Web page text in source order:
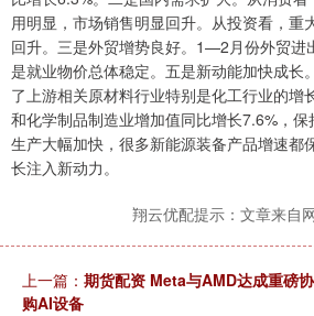
用明显，市场销售明显回升。从投资看，重
回升。三是外贸增势良好。1—2月份外贸进
是就业物价总体稳定。五是新动能加快成长
了上游相关原材料行业特别是化工行业的
和化学制品制造业增加值同比增长7.6%，
生产大幅加快，很多新能源装备产品增速都
长注入新动力。
翔云优配提示：文章来自
上一篇： 期货配资 Meta与AMD达成重磅
购AI设备